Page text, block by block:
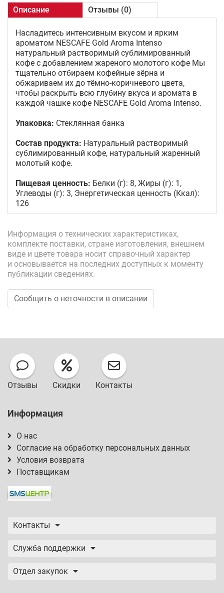
Описание Отзывы (0)
Насладитесь интенсивным вкусом и ярким
ароматом NESCAFE Gold Aroma Intenso
натуральный растворимый сублимированный
кофе с добавлением жареного молотого кофе Мы
тщательно отбираем кофейные зёрна и
обжариваем их до тёмно-коричневого цвета,
чтобы раскрыть всю глубину вкуса и аромата в
каждой чашке кофе NESCAFE Gold Aroma Intenso.
Упаковка: Стеклянная банка
Состав продукта: Натуральный растворимый
сублимированный кофе, натуральный жаренный
молотый кофе.
Пищевая ценность: Белки (г): 8, Жиры (г): 1,
Углеводы (г): 3, Энергетическая ценность (Ккал):
126
Информация о технических характеристиках,
комплекте поставки, стране изготовления, внешнем
виде и цвете товара носит справочный характер
и основывается на последних доступных к моменту
публикации сведениях.
Сообщить о неточности в описании
Отзывы Скидки Контакты
Информация
О нас
Согласие на обработку персональных данных
Условия возврата
Поставщикам
Контакты
Служба поддержки
Отдел закупок